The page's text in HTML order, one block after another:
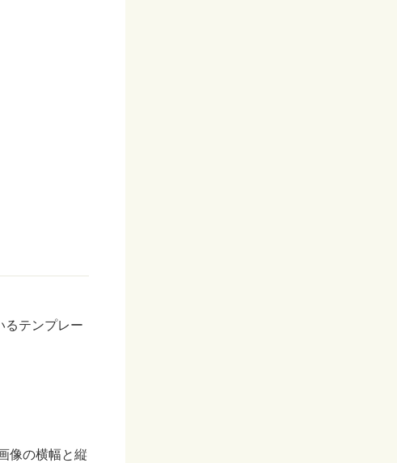
るテンプレー
像の横幅と縦